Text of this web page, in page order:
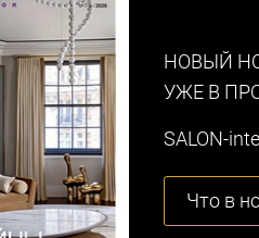
НОВЫЙ
УЖЕ В
SALON-
Что в